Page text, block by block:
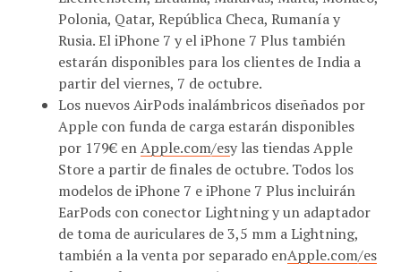
Polonia, Qatar, República Checa, Rumanía y
Rusia. El iPhone 7 y el iPhone 7 Plus también
estarán disponibles para los clientes de India a
partir del viernes, 7 de octubre.
Los nuevos AirPods inalámbricos diseñados por
Apple con funda de carga estarán disponibles
por 179€ enApple.com/esy las tiendas Apple
Store a partir de finales de octubre. Todos los
modelos de iPhone 7 e iPhone 7 Plus incluirán
EarPods con conector Lightning y un adaptador
de toma de auriculares de 3,5 mm a Lightning,
también a la venta por separado enApple.com/es